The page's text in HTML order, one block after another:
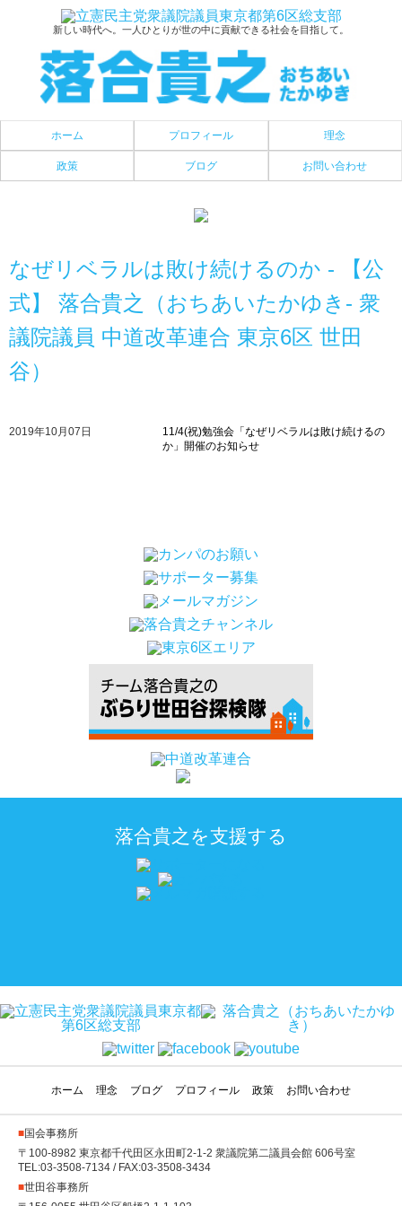
新しい時代へ。一人ひとりが世の中に貢献できる社会を目指して。
ホーム プロフィール 理念
政策 ブログ お問い合わせ
なぜリベラルは敗け続けるのか - 【公
式】 落合貴之（おちあいたかゆき- 衆
議院議員 中道改革連合 東京6区 世田
谷）
2019年10月07日
11/4(祝)勉強会「なぜリベラルは敗け続けるの
か」開催のお知らせ
落合貴之を支援する
ホーム 理念 ブログ プロフィール 政策 お問い合わせ
■国会事務所
〒100-8982 東京都千代田区永田町2-1-2 衆議院第二議員会館 606号室
TEL:03-3508-7134 / FAX:03-3508-3434
■世田谷事務所